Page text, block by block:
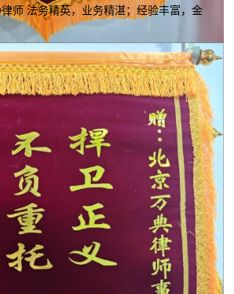
师 法务精英，业务精湛；经验丰富，金